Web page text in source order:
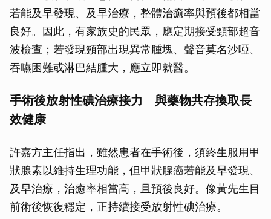
若能及早發現、及早治療，整體治癒率與預後都相當
良好。因此，有家族史的民眾，應定期接受頸部超音
波檢查；若發現頸部出現異常腫塊、聲音莫名沙啞、
吞嚥困難或淋巴結腫大，應立即就醫。
手術後放射性碘治療接力 與藥物共存換取長
效健康
許嘉方主任指出，雖然患者在手術後，須終生服用甲
狀腺素以維持生理功能，但甲狀腺癌若能及早發現、
及早治療，治癒率相當高，且預後良好。像黃先生目
前術後恢復穩定，正持續接受放射性碘治療。